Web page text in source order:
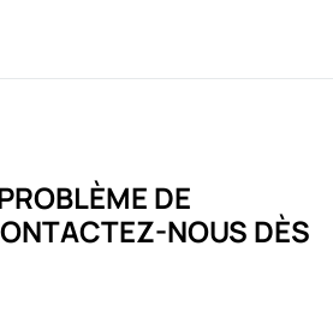
DE
NOUS DÈS